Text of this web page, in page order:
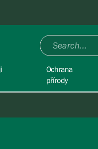
Ochrana
přírody